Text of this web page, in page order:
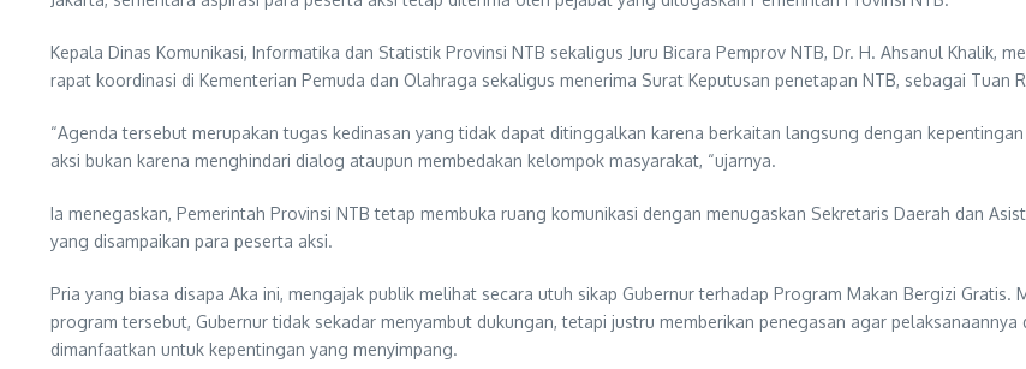
Kepala Dinas Komunikasi, Informatika dan Statistik Provinsi NTB sekaligus Juru Bicara Pemprov NTB, Dr. H. Ahsanul Khalik,
rapat koordinasi di Kementerian Pemuda dan Olahraga sekaligus menerima Surat Keputusan penetapan NTB, sebagai Tuan
“Agenda tersebut merupakan tugas kedinasan yang tidak dapat ditinggalkan karena berkaitan langsung dengan
aksi bukan karena menghindari dialog ataupun membedakan kelompok masyarakat, “ujarnya.
Ia menegaskan, Pemerintah Provinsi NTB tetap membuka ruang komunikasi dengan menugaskan Sekretaris Daerah dan
yang disampaikan para peserta aksi.
Pria yang biasa disapa Aka ini, mengajak publik melihat secara utuh sikap Gubernur terhadap Program Makan Bergizi
program tersebut, Gubernur tidak sekadar menyambut dukungan, tetapi justru memberikan penegasan agar
dimanfaatkan untuk kepentingan yang menyimpang.